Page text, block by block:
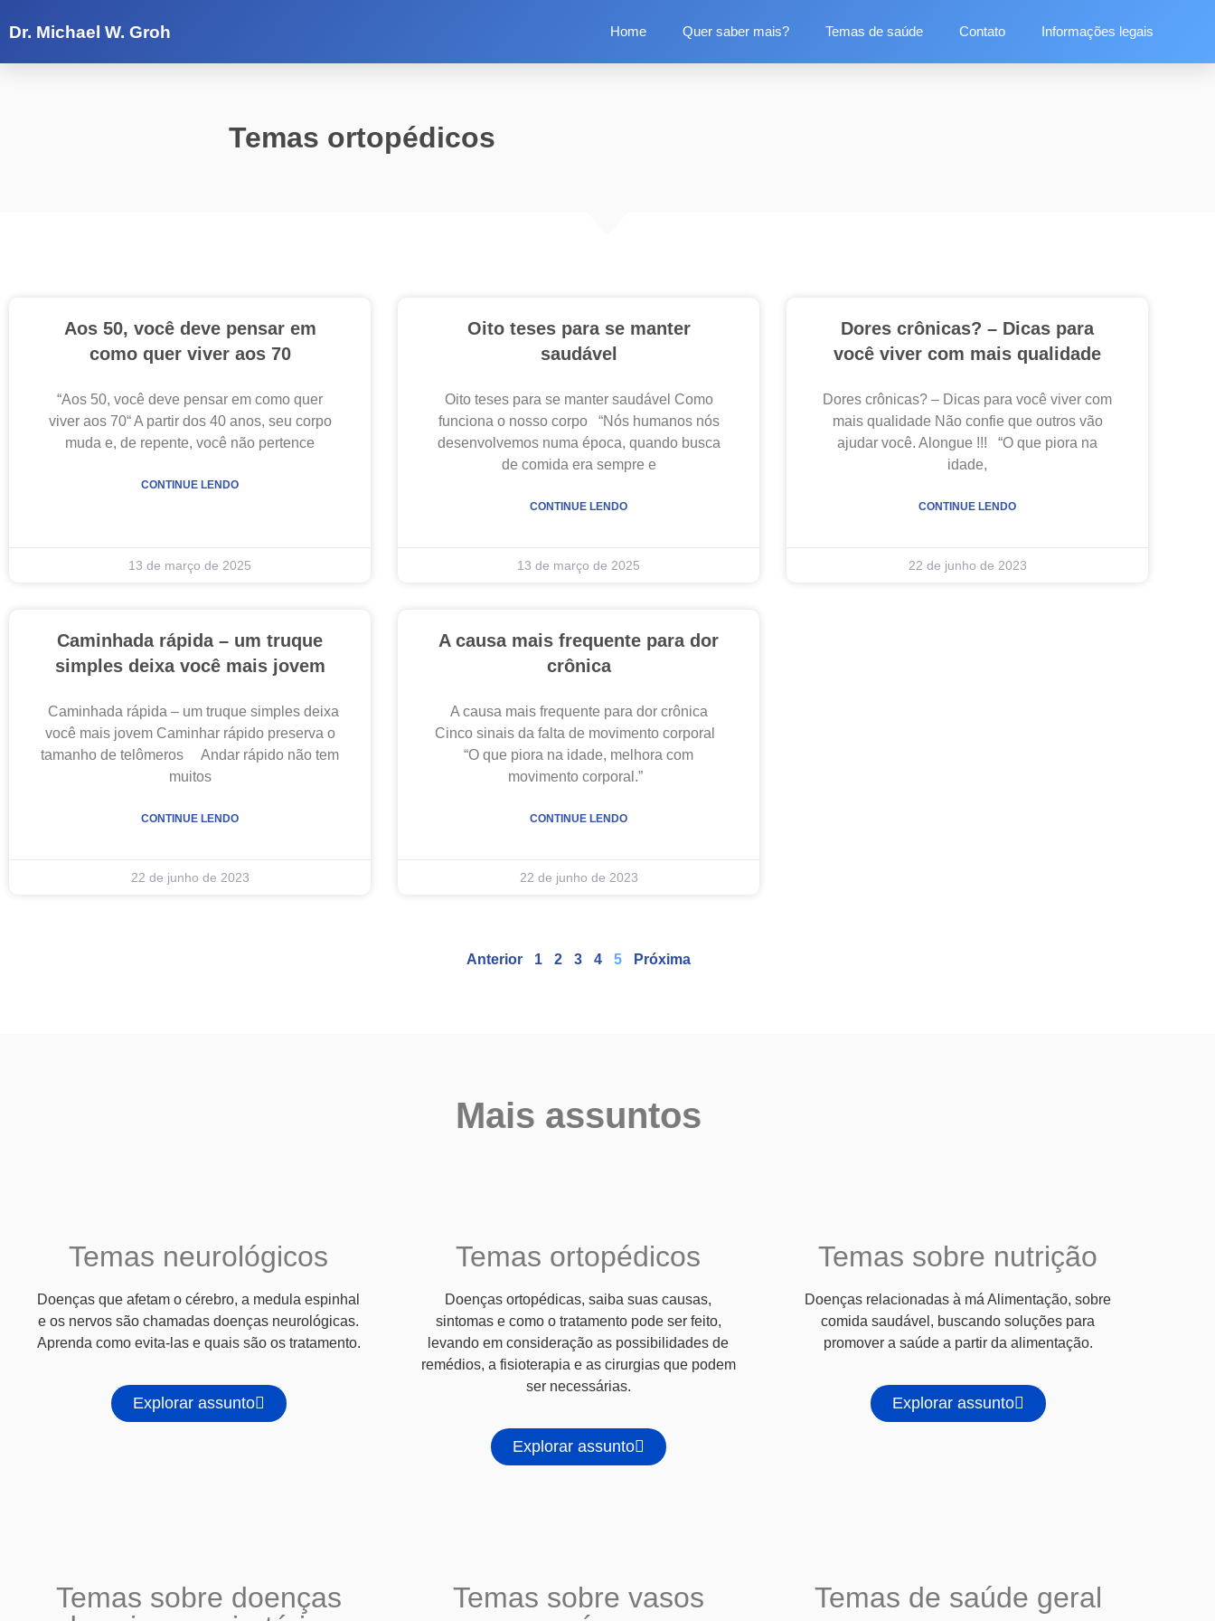
Dr. Michael W. Groh Home Quer saber mais? Temas de saúde Contato Informações legais
Temas ortopédicos​
Aos 50, você deve pensar em
como quer viver aos 70
“Aos 50, você deve pensar em como quer
viver aos 70“ A partir dos 40 anos, seu corpo
muda e, de repente, você não pertence
CONTINUE LENDO
13 de março de 2025
Oito teses para se manter
saudável
Oito teses para se manter saudável Como
funciona o nosso corpo “Nós humanos nós
desenvolvemos numa época, quando busca
de comida era sempre e
CONTINUE LENDO
13 de março de 2025
Dores crônicas? – Dicas para
você viver com mais qualidade
Dores crônicas? – Dicas para você viver com
mais qualidade Não confie que outros vão
ajudar você. Alongue !!! “O que piora na
idade,
CONTINUE LENDO
22 de junho de 2023
Caminhada rápida – um truque
simples deixa você mais jovem
Caminhada rápida – um truque simples deixa
você mais jovem Caminhar rápido preserva o
tamanho de telômeros Andar rápido não tem
muitos
CONTINUE LENDO
22 de junho de 2023
A causa mais frequente para dor
crônica
A causa mais frequente para dor crônica
Cinco sinais da falta de movimento corporal
“O que piora na idade, melhora com
movimento corporal.”
CONTINUE LENDO
22 de junho de 2023
Anterior 1 2 3 4 5 Próxima
Mais assuntos
Temas neurológicos
Doenças que afetam o cérebro, a medula espinhal
e os nervos são chamadas doenças neurológicas.
Aprenda como evita-las e quais são os tratamento.
Explorar assunto
Temas ortopédicos
Doenças ortopédicas, saiba suas causas,
sintomas e como o tratamento pode ser feito,
levando em consideração as possibilidades de
remédios, a fisioterapia e as cirurgias que podem
ser necessárias.
Explorar assunto
Temas sobre nutrição
Doenças relacionadas à má Alimentação, sobre
comida saudável, buscando soluções para
promover a saúde a partir da alimentação.
Explorar assunto
Temas sobre doenças
Temas sobre vasos
Temas de saúde geral